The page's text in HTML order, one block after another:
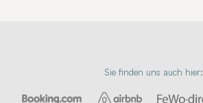
Sie finden uns auch hier: